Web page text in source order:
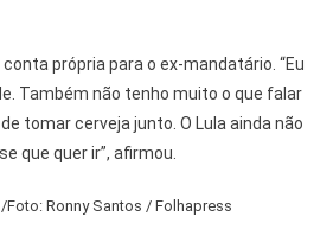
própria para o ex-mandatário. “Eu
Também não tenho muito o que falar
tomar cerveja junto. O Lula ainda não
que quer ir”, afirmou.
Ronny Santos / Folhapress